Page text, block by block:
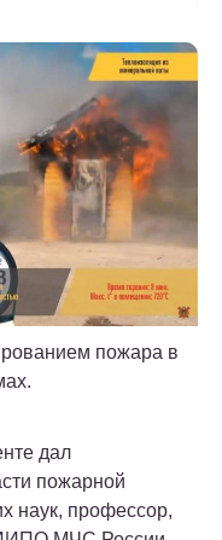
пожара в
дал
пожарной
наук, профессор,